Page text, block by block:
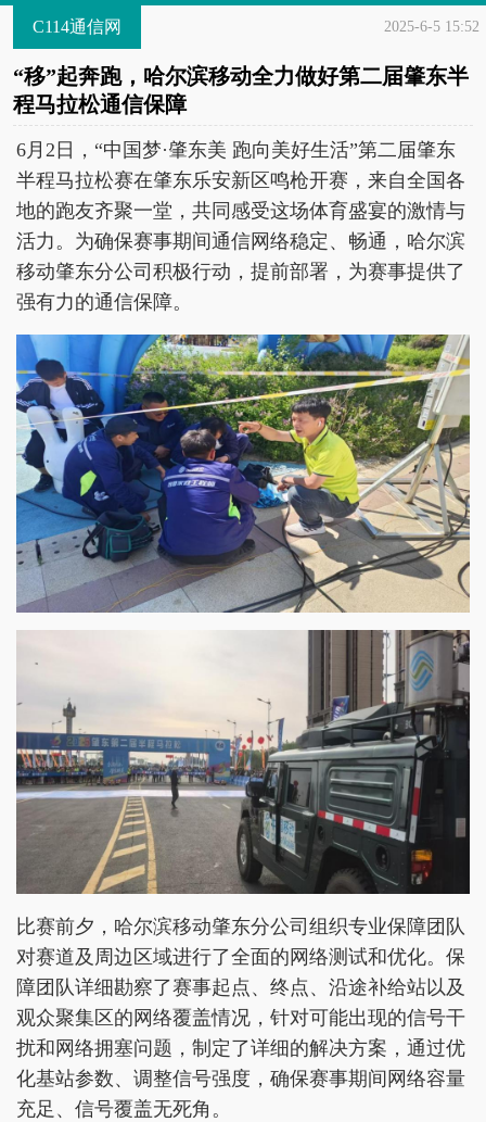
C114通信网 2025-6-5 15:52
“移”起奔跑，哈尔滨移动全力做好第二届肇东半
程马拉松通信保障
6月2日，“中国梦·肇东美 跑向美好生活”第二届肇东
半程马拉松赛在肇东乐安新区鸣枪开赛，来自全国各
地的跑友齐聚一堂，共同感受这场体育盛宴的激情与
活力。为确保赛事期间通信网络稳定、畅通，哈尔滨
移动肇东分公司积极行动，提前部署，为赛事提供了
强有力的通信保障。
比赛前夕，哈尔滨移动肇东分公司组织专业保障团队
对赛道及周边区域进行了全面的网络测试和优化。保
障团队详细勘察了赛事起点、终点、沿途补给站以及
观众聚集区的网络覆盖情况，针对可能出现的信号干
扰和网络拥塞问题，制定了详细的解决方案，通过优
化基站参数、调整信号强度，确保赛事期间网络容量
充足、信号覆盖无死角。